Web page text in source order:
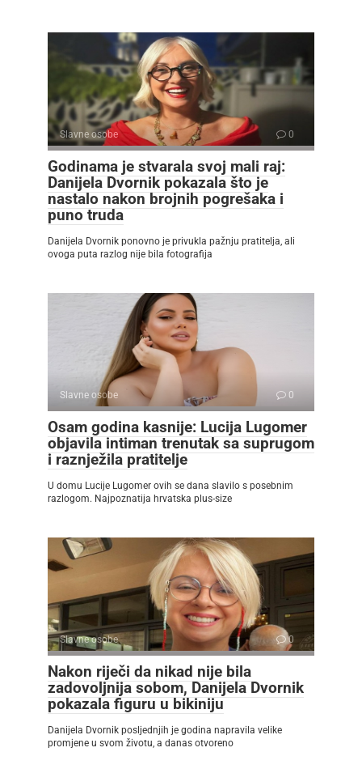
Slavne osobe 0
Godinama je stvarala svoj mali raj:
Danijela Dvornik pokazala što je
nastalo nakon brojnih pogrešaka i
puno truda
Danijela Dvornik ponovno je privukla pažnju pratitelja, ali
ovoga puta razlog nije bila fotografija
Slavne osobe 0
Osam godina kasnije: Lucija Lugomer
objavila intiman trenutak sa suprugom
i raznježila pratitelje
U domu Lucije Lugomer ovih se dana slavilo s posebnim
razlogom. Najpoznatija hrvatska plus-size
Slavne osobe 0
Nakon riječi da nikad nije bila
zadovoljnija sobom, Danijela Dvornik
pokazala figuru u bikiniju
Danijela Dvornik posljednjih je godina napravila velike
promjene u svom životu, a danas otvoreno